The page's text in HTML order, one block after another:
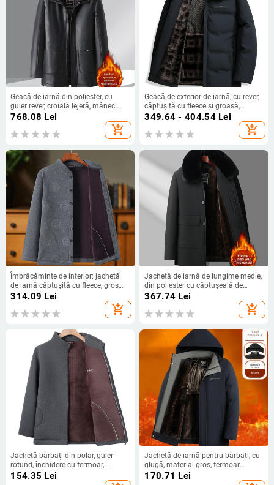
Geacă de iarnă din poliester, cu
guler rever, croială lejeră, mâneci
lungi, fermoar frontal, buzunare cu
768.08 Lei
add_shopping_cart
Geacă de exterior de iarnă, cu rever,
căptușită cu fleece și groasă,
buzunare ascunse cu patch
349.64 - 404.54Lei
add_shopping_cart
Îmbrăcăminte de interior: jachetă
de iarnă căptușită cu fleece, gros,
mâneci lungi, guler rotund, 100%
314.09 Lei
add_shopping_cart
Jachetă de iarnă de lungime medie,
din poliester cu căptușeală de
fleece, încălzire intensificată,
închidere cu fermoar, guler rever,
buzunare laterale, croială lejeră
367.74 Lei
add_shopping_cart
Jachetă bărbați din polar, guler
rotund, închidere cu fermoar,
grosime mare, buzunare cu fermoar
154.35 Lei
Jachetă de iarnă pentru bărbați, cu
glugă, material gros, fermoar
frontal
170.71 Lei